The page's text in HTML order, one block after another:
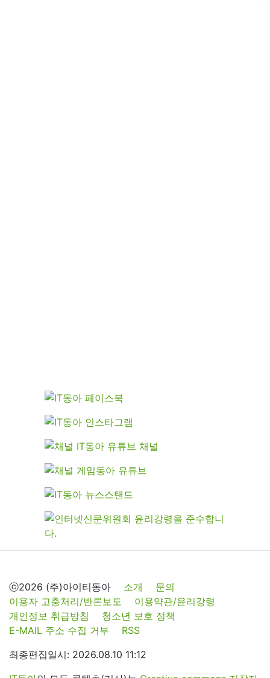
ⓒ2026 (주)아이티동아 소개
문의
이용자 고충처리/반론보도
이용약관/윤리강령
개인정보 취급방침
청소년 보호 정책
E-MAIL 주소 수집 거부
RSS
최종편집일시: 2026.08.10 11:12